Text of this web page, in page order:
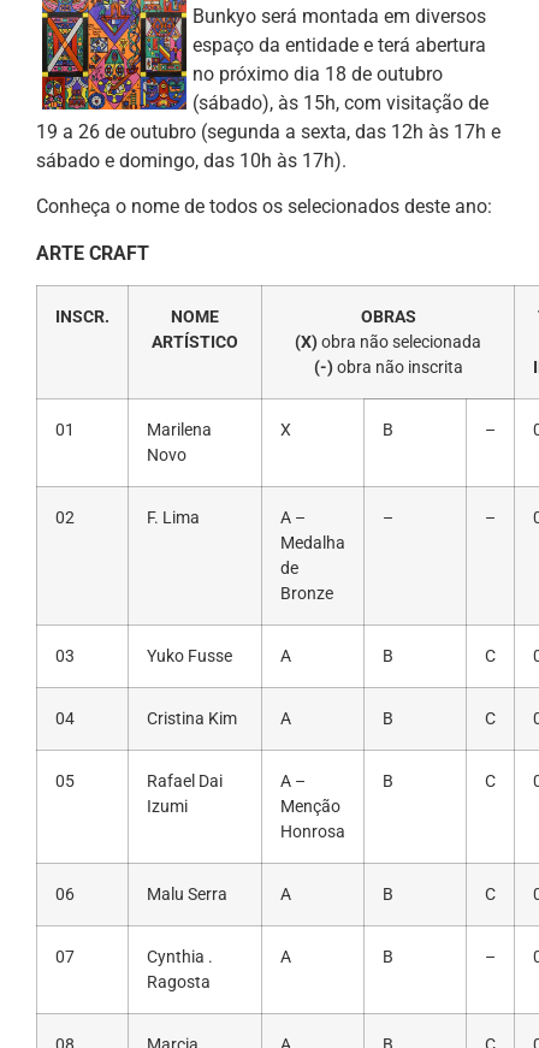
Bunkyo será montada em diversos
espaço da entidade e terá abertura
no próximo dia 18 de outubro
(sábado), às 15h, com visitação de
19 a 26 de outubro (segunda a sexta, das 12h às 17h e
sábado e domingo, das 10h às 17h).
Conheça o nome de todos os selecionados deste ano:
ARTE CRAFT
INSCR.
NOME
ARTÍSTICO
OBRAS
(X)obra não selecionada
(-)obra não inscrita
01
Marilena
Novo
X B –
02 F. Lima
A –
Medalha
de
Bronze
– –
03 Yuko Fusse A B C
04 Cristina Kim A B C
05
Rafael Dai
Izumi
A –
Menção
Honrosa
B C
06 Malu Serra A B C
07
Cynthia .
Ragosta
A B –